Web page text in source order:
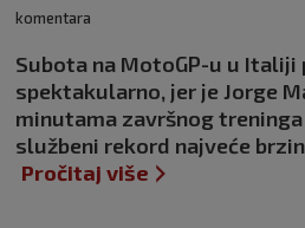
komentara
Subota na MotoGP-u u Italiji
spektakularno, jer je Jorge
minutama završnog
službeni rekord najveće
Pročitaj više